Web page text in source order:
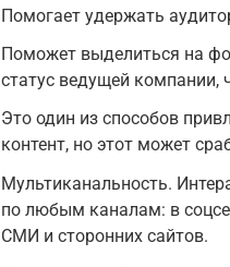
Помогает удержать
Поможет выделиться на
статус ведущей компании,
Это один из способов
контент, но этот может
Мультиканальность.
по любым каналам: в
СМИ и сторонних сайтов.